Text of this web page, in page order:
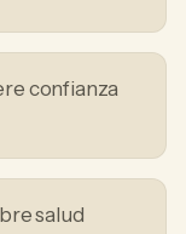
confianza
salud